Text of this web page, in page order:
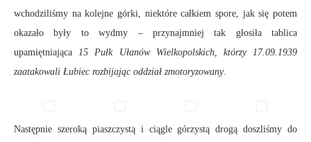
wchodziliśmy na kolejne górki, niektóre całkiem spore, jak się potem
okazało były to wydmy – przynajmniej tak głosiła tablica
upamiętniająca
15 Pułk Ułanów Wielkopolskich, którzy 17.09.1939
zaatakowali Łubiec rozbijając oddział zmotoryzowany.
Następnie szeroką piaszczystą i ciągle górzystą drogą doszliśmy do